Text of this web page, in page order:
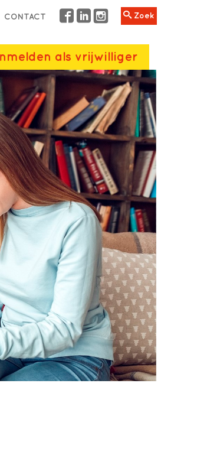
CONTACT Zoek
als vrijwilliger